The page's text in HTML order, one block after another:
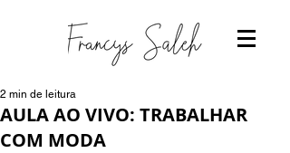
AULA AO VIVO: TRABALHAR
COM MODA
2 min de leitura